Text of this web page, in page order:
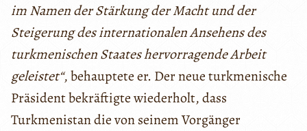
im Namen der Stärkung der Macht und der
Steigerung des internationalen Ansehens des
turkmenischen Staates hervorragende Arbeit
geleistet“, behauptete er. Der neue turkmenische
Präsident bekräftigte wiederholt, dass
Turkmenistan die von seinem Vorgänger